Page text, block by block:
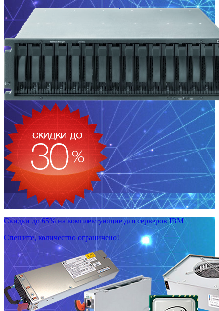
Скидки до 65% на комплектующие для серверов IBM
Спешите, количество ограничено!